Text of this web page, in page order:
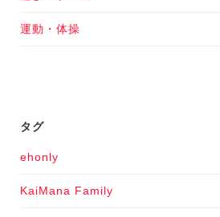
運動・体操
タグ
ehonly
KaiMana Family